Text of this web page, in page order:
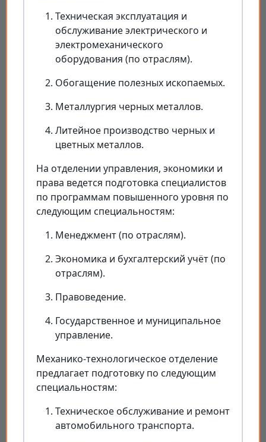
Техническая эксплуатация и
обслуживание электрического и
электромеханического
оборудования (по отраслям).
Обогащение полезных ископаемых.
Металлургия черных металлов.
Литейное производство черных и
цветных металлов.
На отделении управления, экономики и
права ведется подготовка специалистов
по программам повышенного уровня по
следующим специальностям:
Менеджмент (по отраслям).
Экономика и бухгалтерский учёт (по
отраслям).
Правоведение.
Государственное и муниципальное
управление.
Механико-технологическое отделение
предлагает подготовку по следующим
специальностям:
Техническое обслуживание и ремонт
автомобильного транспорта.